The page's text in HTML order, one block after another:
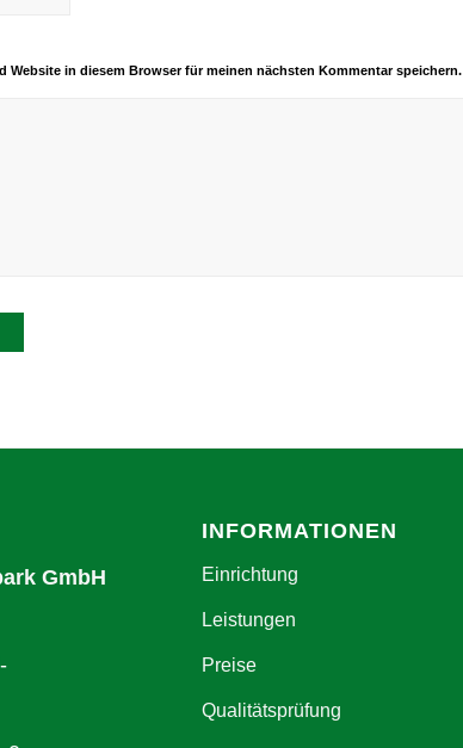
Website in diesem Browser für meinen nächsten Kommentar speichern.
GmbH
INFORMATIONEN
Einrichtung
Leistungen
Preise
Qualitätsprüfung